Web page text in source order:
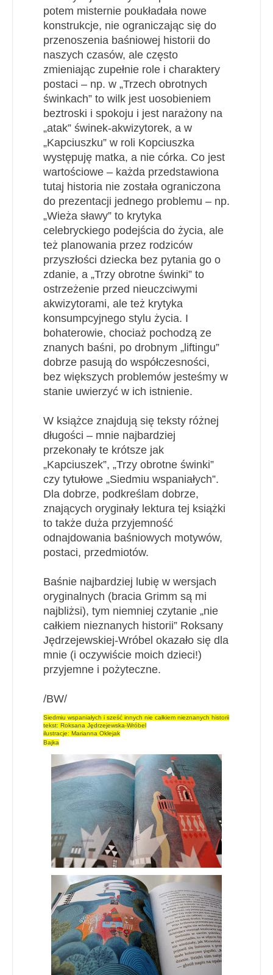
potem misternie poukładała nowe
konstrukcje, nie ograniczając się do
przenoszenia baśniowej historii do
naszych czasów, ale często
zmieniając zupełnie role i charaktery
postaci – np. w „Trzech obrotnych
świnkach” to wilk jest uosobieniem
beztroski i spokoju i jest narażony na
„atak” świnek-akwizytorek, a w
„Kapciuszku” w roli Kopciuszka
występuję matka, a nie córka. Co jest
wartościowe – każda przedstawiona
tutaj historia nie została ograniczona
do prezentacji jednego problemu – np.
„Wieża sławy” to krytyka
celebryckiego podejścia do życia, ale
też planowania przez rodziców
przyszłości dziecka bez pytania go o
zdanie, a „Trzy obrotne świnki” to
ostrzeżenie przed nieuczciwymi
akwizytorami, ale też krytyka
konsumpcyjnego stylu życia. I
bohaterowie, chociaż pochodzą ze
znanych baśni, po drobnym „liftingu”
dobrze pasują do współczesności,
bez większych problemów jesteśmy w
stanie uwierzyć w ich istnienie.
W książce znajdują się teksty różnej
długości – mnie najbardziej
przekonały te krótsze jak
„Kapciuszek”, „Trzy obrotne świnki”
czy tytułowe „Siedmiu wspaniałych”.
Dla dobrze, podkreślam dobrze,
znających oryginały lektura tej książki
to także duża przyjemność
odnajdowania baśniowych motywów,
postaci, przedmiotów.
Baśnie najbardziej lubię w wersjach
oryginalnych (bracia Grimm są mi
najbliżsi), tym niemniej czytanie „nie
całkiem nieznanych historii” Roksany
Jędrzejewskiej-Wróbel okazało się dla
mnie (i oczywiście moich dzieci!)
przyjemne i pożyteczne.
/BW/
Siedmiu wspaniałych i sześć innych nie całkiem nieznanych historii
tekst: Roksana Jędrzejewska-Wróbel
ilustracje: Marianna Oklejak
Bajka